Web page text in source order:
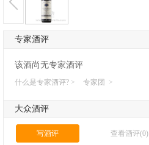
专家酒评
该酒尚无专家酒评
什么是专家酒评? > 专家团 >
大众酒评
写酒评 查看酒评(0)